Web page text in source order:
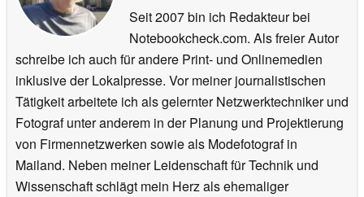
Seit 2007 bin ich Redakteur bei
Notebookcheck.com. Als freier Autor
schreibe ich auch für andere Print- und Onlinemedien
inklusive der Lokalpresse. Vor meiner journalistischen
Tätigkeit arbeitete ich als gelernter Netzwerktechniker und
Fotograf unter anderem in der Planung und Projektierung
von Firmennetzwerken sowie als Modefotograf in
Mailand. Neben meiner Leidenschaft für Technik und
Wissenschaft schlägt mein Herz als ehemaliger